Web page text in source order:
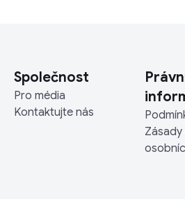
Společnost
Pro média
Kontaktujte nás